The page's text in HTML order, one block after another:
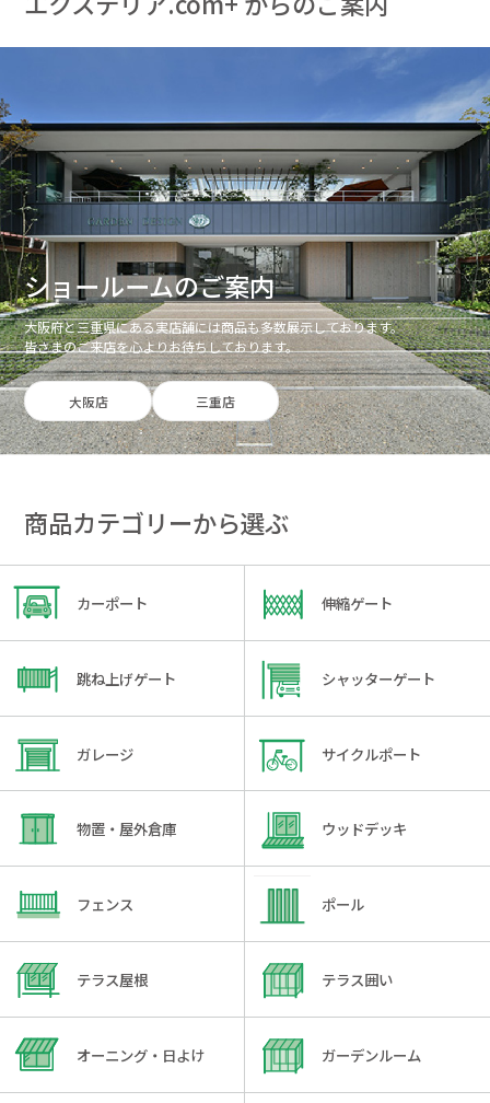
ショールームのご案内
大阪府と三重県にある実店舗には商品も多数展示しております。
皆さまのご来店を心よりお待ちしております。
大阪店 三重店
商品カテゴリーから選ぶ
カーポート 伸縮ゲート
跳ね上げゲート シャッターゲート
ガレージ サイクルポート
物置・屋外倉庫 ウッドデッキ
フェンス ポール
テラス屋根 テラス囲い
オーニング・日よけ ガーデンルーム